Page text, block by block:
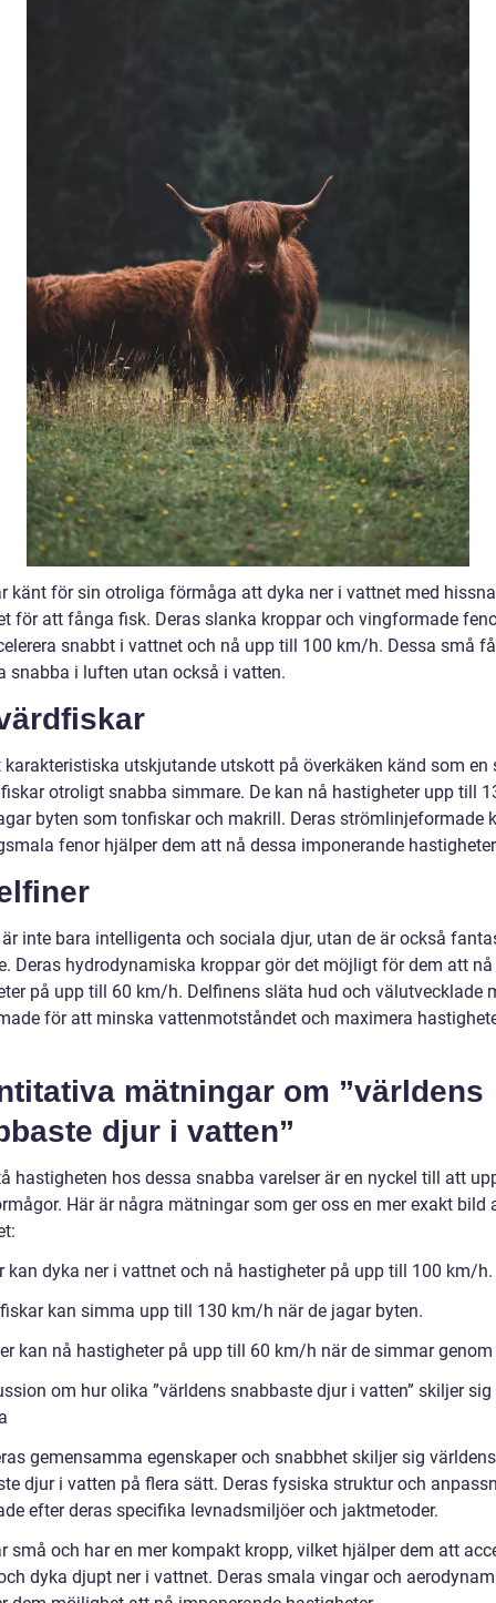
känt för sin otroliga förmåga att dyka ner i vattnet med
för att fånga fisk. Deras slanka kroppar och vingformade
snabbt i vattnet och nå upp till 100 km/h. Dessa små
snabba i luften utan också i vatten.
utskjutande utskott på överkäken känd som en
otroligt snabba simmare. De kan nå hastigheter upp till
byten som tonfiskar och makrill. Deras strömlinjeformade
fenor hjälper dem att nå dessa imponerande
inte bara intelligenta och sociala djur, utan de är också
Deras hydrodynamiska kroppar gör det möjligt för dem att nå
på upp till 60 km/h. Delfinens släta hud och välutvecklade
för att minska vattenmotståndet och maximera
mätningar om ”världens
djur i vatten”
hastigheten hos dessa snabba varelser är en nyckel till att
Här är några mätningar som ger oss en mer exakt bild
kan dyka ner i vattnet och nå hastigheter på upp till 100 km/h.
kan simma upp till 130 km/h när de jagar byten.
kan nå hastigheter på upp till 60 km/h när de simmar
om hur olika ”världens snabbaste djur i vatten” skiljer
gemensamma egenskaper och snabbhet skiljer sig världens
djur i vatten på flera sätt. Deras fysiska struktur och
efter deras specifika levnadsmiljöer och jaktmetoder.
små och har en mer kompakt kropp, vilket hjälper dem att
dyka djupt ner i vattnet. Deras smala vingar och